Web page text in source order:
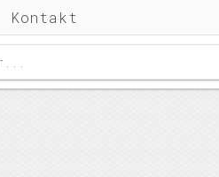
Kontakt